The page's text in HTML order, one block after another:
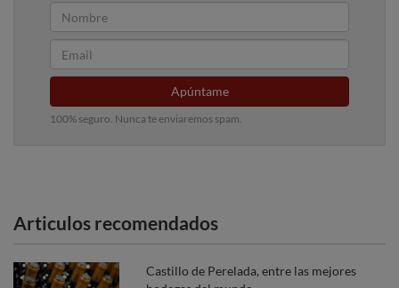
Apúntame
100% seguro. Nunca te enviaremos spam.
Articulos recomendados
Castillo de Perelada, entre las mejores